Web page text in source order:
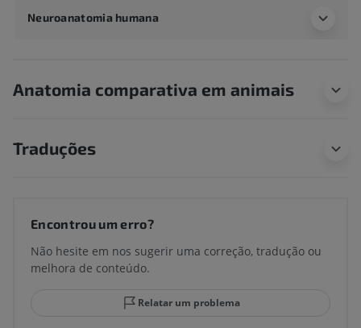
Neuroanatomia humana
Anatomia comparativa em animais
Traduções
Encontrou um erro?
Não hesite em nos sugerir uma correção, tradução ou
melhora de conteúdo.
Relatar um problema